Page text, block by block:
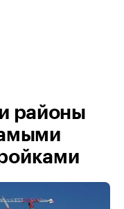
районы